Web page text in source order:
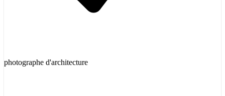
photographe d'architecture